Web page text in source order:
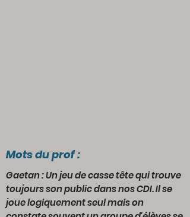
Mots du prof :
Gaetan : Un jeu de casse tête qui trouve
toujours son public dans nos CDI. Il se
joue logiquement seul mais on